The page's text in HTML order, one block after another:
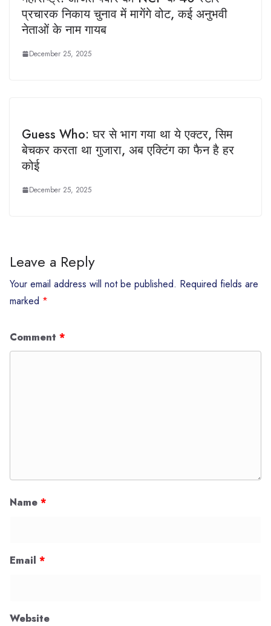
प्रचारक निकाय चुनाव में मागेंगे वोट, कई अनुभवी
नेताओं के नाम गायब
December 25, 2025
Guess Who: घर से भाग गया था ये एक्टर, सिम
बेचकर करता था गुजारा, अब एक्टिंग का फैन है हर
कोई
December 25, 2025
Leave a Reply
Your email address will not be published. Required fields are
marked *
Comment *
Name *
Email *
Website